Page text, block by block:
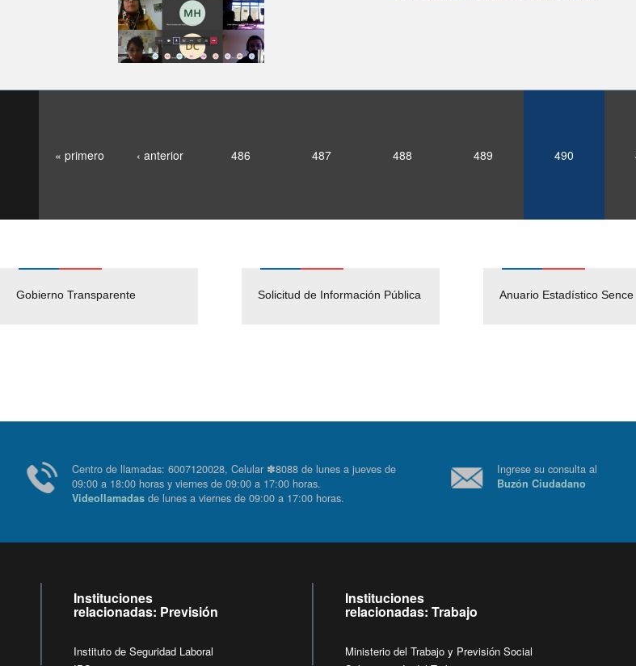
« primero ‹ anterior 486 487 488 489 490
Gobierno Transparente Solicitud de Información Pública Anuario Estadístico Sence
Pago Proveedores
Empleos Públicos
Solicitud
Centro de llamadas: 6007120028, Celular ✽8088 de lunes a jueves de
09:00 a 18:00 horas y viernes de 09:00 a 17:00 horas.
Videollamadas de lunes a viernes de 09:00 a 17:00 horas.
Ingrese su consulta al
Buzón Ciudadano
Instituciones
relacionadas: Previsión
Instituto de Seguridad Laboral
Instituciones
relacionadas: Trabajo
Ministerio del Trabajo y Previsión Social